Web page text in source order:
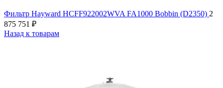
Фильтр Hayward HCFF922002WVA FA1000 Bobbin (D2350) 2
875 751 ₽
Назад к товарам